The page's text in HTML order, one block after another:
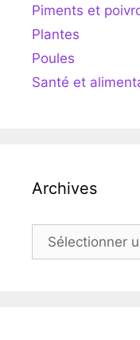
Piments et
Plantes
Poules
Santé et
Archives
Archives